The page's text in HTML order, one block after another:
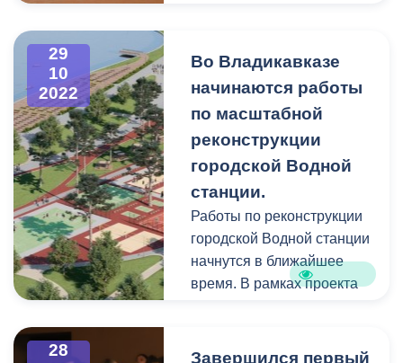
дуэли, где два оппонента
отстаивали свою точку
аргументированно
доказывал верность
утверждения "моя жизнь -
мои правила", другой
старался обосновать
фразу "жизнь диктует свои
правила". Судьи из числа
решали, чья точка зрения
29
10
2022
Во Владикавказе
начинаются работы
по масштабной
реконструкции
городской Водной
станции.
Работы по реконструкции
городской Водной станции
начнутся в ближайшее
время. В рамках проекта
реконструкция
28
Завершился первый